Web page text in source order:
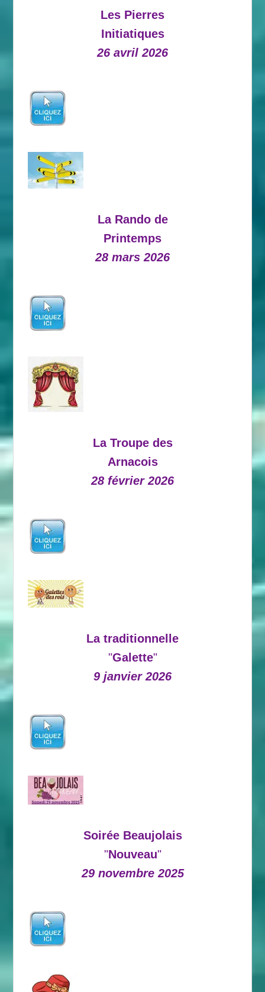
Les Pierres
Initiatiques
26 avril 2026
La Rando de
Printemps
28 mars 2026
La Troupe des
Arnacois
28 février 2026
La traditionnelle
"Galette"
9 janvier 2026
Soirée Beaujolais
"Nouveau"
29 novembre 2025